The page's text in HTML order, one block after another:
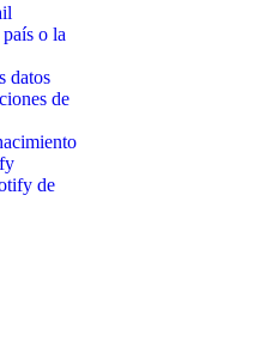
o la
datos
de
de